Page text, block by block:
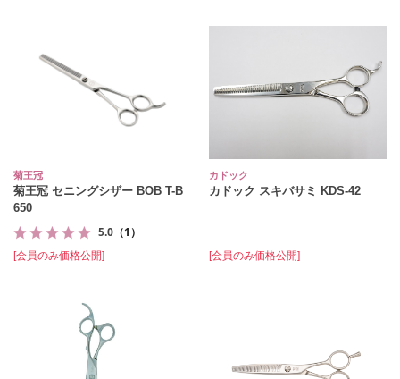
菊王冠
菊王冠 セニングシザー BOB T-B
650
5.0 （1）
[会員のみ価格公開]
カドック
カドック スキバサミ KDS‐42
[会員のみ価格公開]